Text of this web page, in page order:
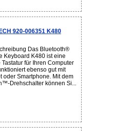
920-006351 K480
Das Bluetooth®
Keyboard K480 ist eine
für Ihren Computer
ebenso gut mit
oder Smartphone. Mit dem
Drehschalter können Si...